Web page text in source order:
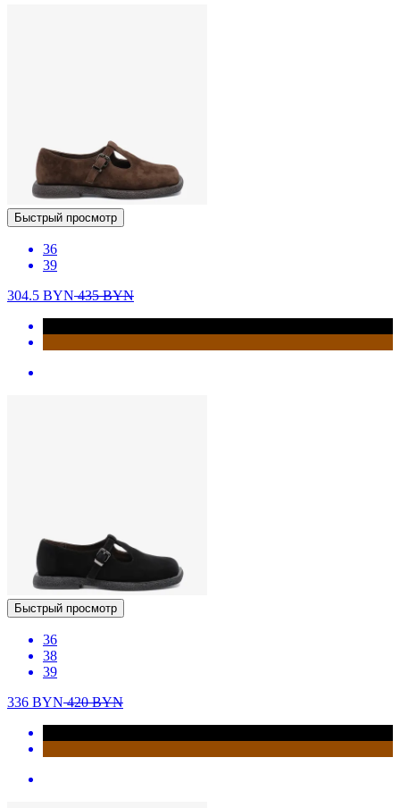
Быстрый просмотр
36
39
304.5 BYN435BYN
Быстрый просмотр
36
38
39
336 BYN420BYN